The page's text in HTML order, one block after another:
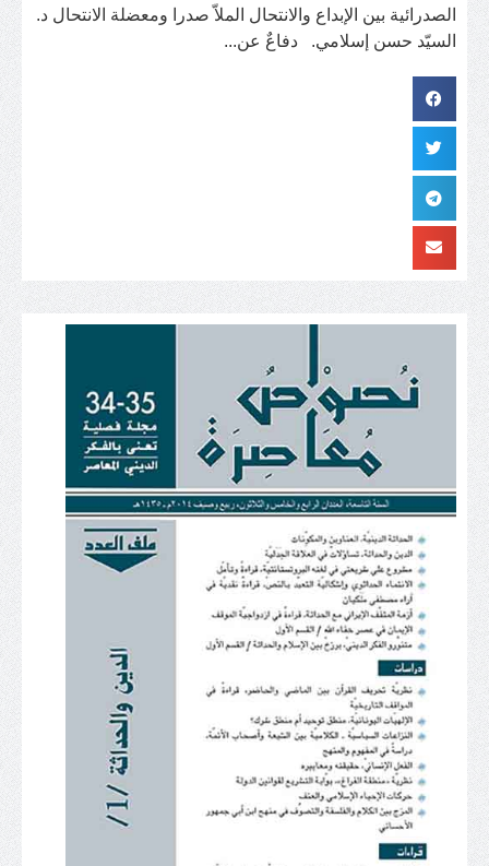
الصدرائية بين الإبداع والانتحال الملاّ صدرا ومعضلة الانتحال د.
السيّد حسن إسلامي. دفاعٌ عن...